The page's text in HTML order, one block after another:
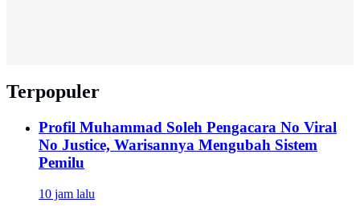
Terpopuler
Profil Muhammad Soleh Pengacara No Viral
No Justice, Warisannya Mengubah Sistem
Pemilu
10 jam lalu